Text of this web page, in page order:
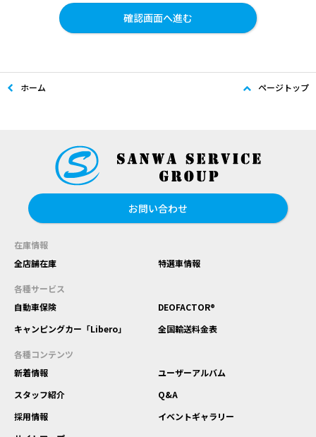
ホーム ページトップ
お問い合わせ
在庫情報
全店舗在庫
特選車情報
各種サービス
自動車保険
DEOFACTOR®
キャンピングカー「Libero」
全国輸送料金表
各種コンテンツ
新着情報
ユーザーアルバム
スタッフ紹介
Q&A
採用情報
イベントギャラリー